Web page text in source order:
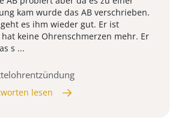
kam wurde das AB verschrieben.
es ihm wieder gut. Er ist
keine Ohrenschmerzen mehr. Er
s ...
lesen